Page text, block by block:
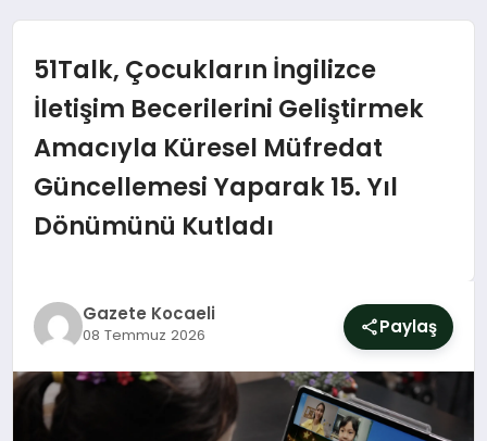
SPOR
MAGAZIN
SIYASET
YAŞAM
SAĞLIK
EĞITIM
51Talk, Çocukların İngilizce
İletişim Becerilerini Geliştirmek
Amacıyla Küresel Müfredat
Güncellemesi Yaparak 15. Yıl
Dönümünü Kutladı
Gazete Kocaeli
08 Temmuz 2026 Paylaş